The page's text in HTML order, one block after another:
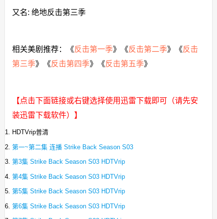
又名: 绝地反击第三季
相关美剧推荐：《反击第一季》《反击第二季》《反击
第三季》《反击第四季》《反击第五季》
【点击下面链接或右键选择使用迅雷下载即可（请先安
装迅雷下载软件）】
HDTVrip普清
第一~第二集 连播 Strike Back Season S03
第3集 Strike Back Season S03 HDTVrip
第4集 Strike Back Season S03 HDTVrip
第5集 Strike Back Season S03 HDTVrip
第6集 Strike Back Season S03 HDTVrip